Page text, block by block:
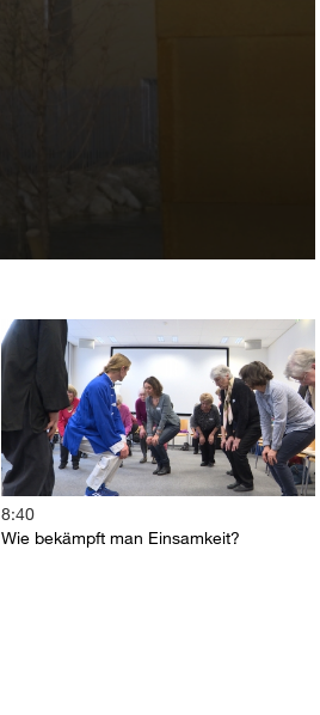
8:40
Wie bekämpft man Einsamkeit?